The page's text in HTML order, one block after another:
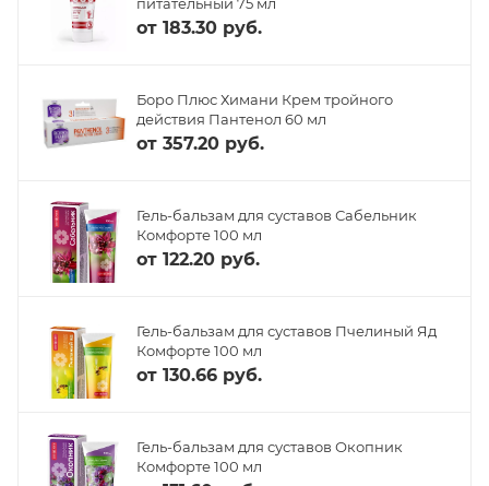
от 183.30 руб.
Боро Плюс Химани Крем тройного
действия Пантенол 60 мл
от 357.20 руб.
Гель-бальзам для суставов Сабельник
Комфорте 100 мл
от 122.20 руб.
Гель-бальзам для суставов Пчелиный Яд
Комфорте 100 мл
от 130.66 руб.
Гель-бальзам для суставов Окопник
Комфорте 100 мл